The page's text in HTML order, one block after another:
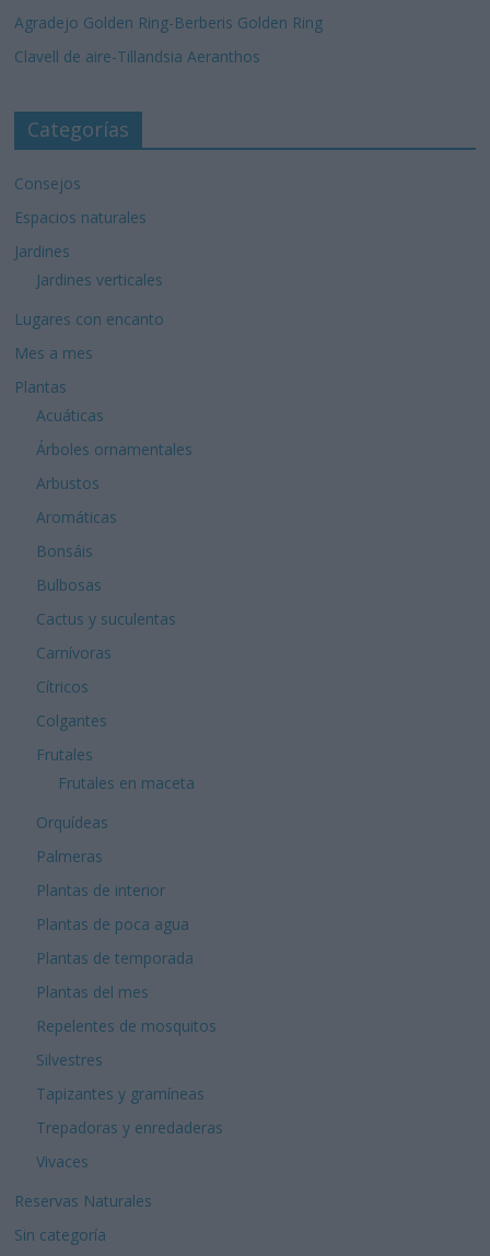
Agradejo Golden Ring-Berberis Golden Ring
Clavell de aire-Tillandsia Aeranthos
Categorías
Consejos
Espacios naturales
Jardines
Jardines verticales
Lugares con encanto
Mes a mes
Plantas
Acuáticas
Árboles ornamentales
Arbustos
Aromáticas
Bonsáis
Bulbosas
Cactus y suculentas
Carnívoras
Cítricos
Colgantes
Frutales
Frutales en maceta
Orquídeas
Palmeras
Plantas de interior
Plantas de poca agua
Plantas de temporada
Plantas del mes
Repelentes de mosquitos
Silvestres
Tapizantes y gramíneas
Trepadoras y enredaderas
Vivaces
Reservas Naturales
Sin categoría